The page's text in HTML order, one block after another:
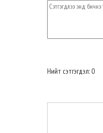
Нийт сэтгэгдэл: 0